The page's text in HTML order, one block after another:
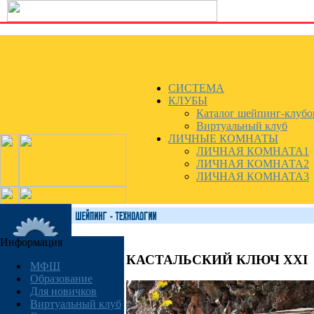
СИСТЕМА
КЛУБЫ
Каталог шейпинг-
Виртуальный клуб
ЛИЧНЫЕ КОМНАТЫ
ЛИЧНАЯ КОМНАТА1
ЛИЧНАЯ КОМНАТА2
ЛИЧНАЯ КОМНАТА3
Информация
МФШ
Образование
Для новичков
Виртуальный клуб
КАСТАЛЬСКИЙ КЛЮЧ XXI